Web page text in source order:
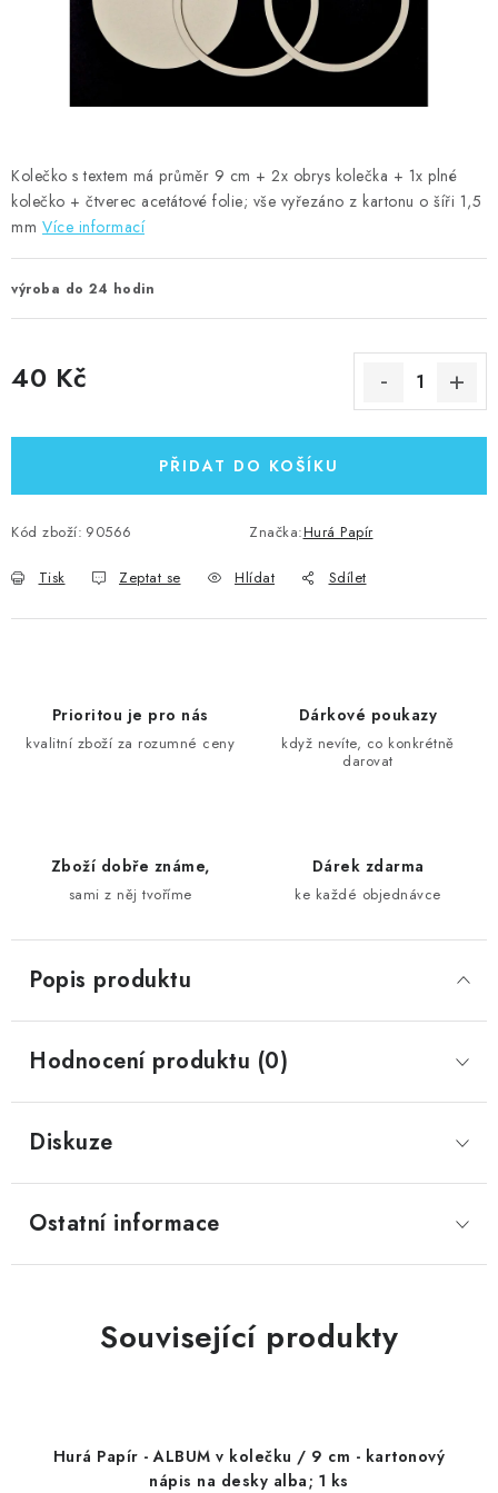
Podmínky ochrany osobních údajů
Ověřování recenzí
Kolečko s textem má průměr 9 cm + 2x obrys kolečka + 1x plné
kolečko + čtverec acetátové folie; vše vyřezáno z kartonu o šíři 1,5
mm Více informací
výroba do 24 hodin
40 Kč
PŘIDAT DO KOŠÍKU
Kód zboží: 90566 Značka:Hurá Papír
Tisk Zeptat se Hlídat Sdílet
Prioritou je pro nás
kvalitní zboží za rozumné ceny
Dárkové poukazy
když nevíte, co konkrétně
darovat
Zboží dobře známe,
sami z něj tvoříme
Dárek zdarma
ke každé objednávce
Popis produktu
Hodnocení produktu (0)
Diskuze
Ostatní informace
Související produkty
Hurá Papír - ALBUM v kolečku / 9 cm - kartonový
nápis na desky alba; 1 ks